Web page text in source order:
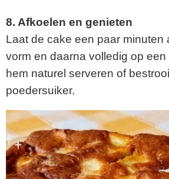
8. Afkoelen en genieten
Laat de cake een paar minuten
vorm en daarna volledig op
hem naturel serveren of
poedersuiker.